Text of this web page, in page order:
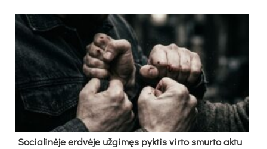
So­cia­li­nė­je erd­vė­je už­gi­męs pyk­tis vir­to smur­to ak­tu